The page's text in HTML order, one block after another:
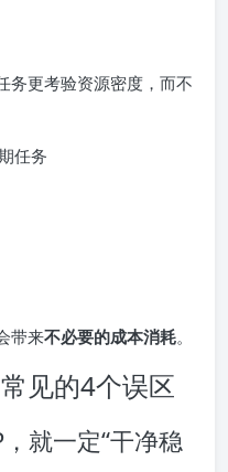
务更考验资源密度，而不
任务
带来不必要的成本消耗。
见的4个误区
就一定“干净稳